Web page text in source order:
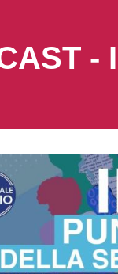
-